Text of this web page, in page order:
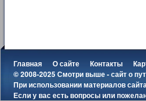
Главная О сайте Контакты
© 2008-2025 Смотри выше - сайт о
При использовании материалов
Если у вас есть вопросы или